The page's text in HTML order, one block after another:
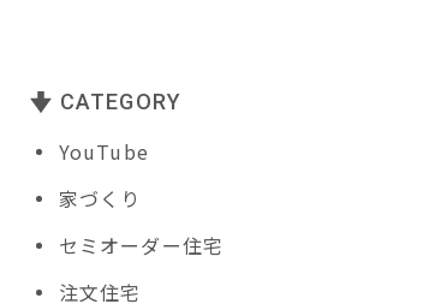
CATEGORY
YouTube
家づくり
セミオーダー住宅
注文住宅